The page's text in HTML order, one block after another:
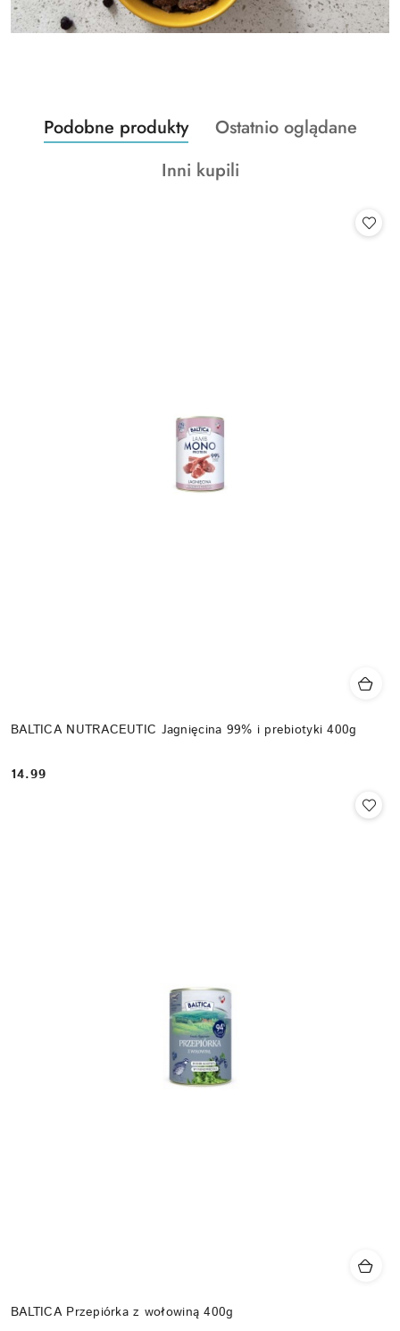
Pomiń karuzelę produktów
Produkty
o
Podobne produkty
Produkty
statusie:
Ostatnio oglądane
Produkty
Inni kupili
BALTICA NUTRACEUTIC Jagnięcina 99% i prebiotyki 400g
Cena:
14.99
BALTICA Przepiórka z wołowiną 400g